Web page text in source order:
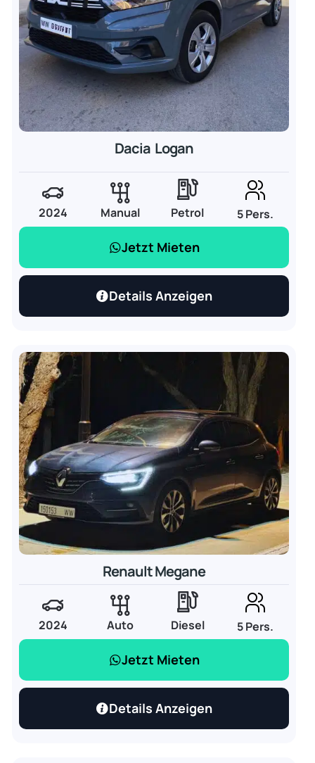
Dacia Logan
2024 Manual Petrol 5 Pers.
Jetzt Mieten
Details Anzeigen
Renault Megane
2024 Auto Diesel 5 Pers.
Jetzt Mieten
Details Anzeigen